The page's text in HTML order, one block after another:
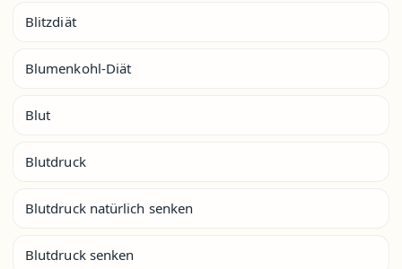
Blitzdiät
Blumenkohl-Diät
Blut
Blutdruck
Blutdruck natürlich senken
Blutdruck senken